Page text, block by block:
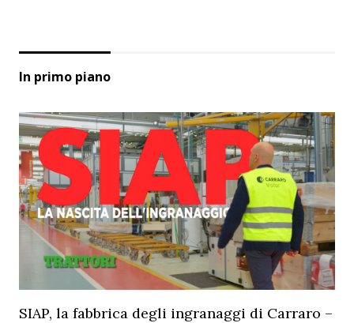
In primo piano
SIAP, la fabbrica degli ingranaggi di Carraro –